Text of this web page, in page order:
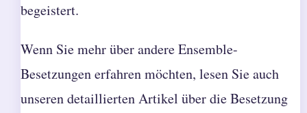
begeistert.
Wenn Sie mehr über andere Ensemble-
Besetzungen erfahren möchten, lesen Sie auch
unseren detaillierten Artikel überdie Besetzung